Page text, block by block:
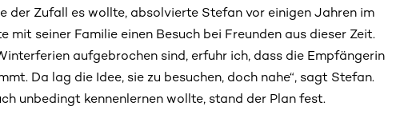
der Zufall es wollte, absolvierte Stefan vor einigen Jahren im
seiner Familie einen Besuch bei Freunden aus dieser Zeit.
aufgebrochen sind, erfuhr ich, dass die Empfängerin
Da lag die Idee, sie zu besuchen, doch nahe“, sagt Stefan.
unbedingt kennenlernen wollte, stand der Plan fest.